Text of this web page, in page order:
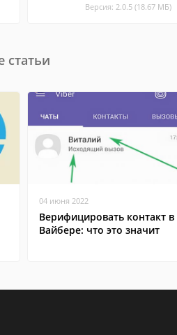
Версия: 2.0.5 (18.67 МБ)
статьи
04 июня 2022
Верифицировать контакт в
Вайбере: что это значит